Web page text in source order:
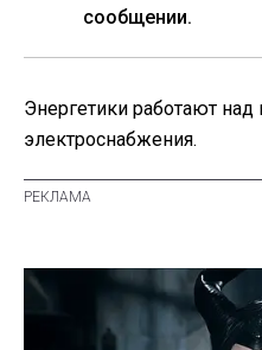
сообщении.
Энергетики работают
электроснабжения.